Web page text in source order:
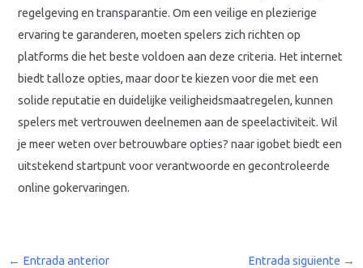
regelgeving en transparantie. Om een veilige en plezierige
ervaring te garanderen, moeten spelers zich richten op
platforms die het beste voldoen aan deze criteria. Het internet
biedt talloze opties, maar door te kiezen voor die met een
solide reputatie en duidelijke veiligheidsmaatregelen, kunnen
spelers met vertrouwen deelnemen aan de speelactiviteit. Wil
je meer weten over betrouwbare opties? naar igobet biedt een
uitstekend startpunt voor verantwoorde en gecontroleerde
online gokervaringen.
← Entrada anterior Entrada siguiente →